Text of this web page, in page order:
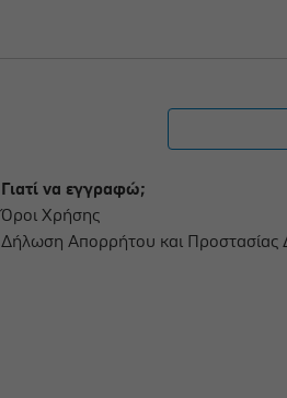
Γιατί να εγγραφώ;
Όροι Χρήσης
Δήλωση Απορρήτου και Προστασίας